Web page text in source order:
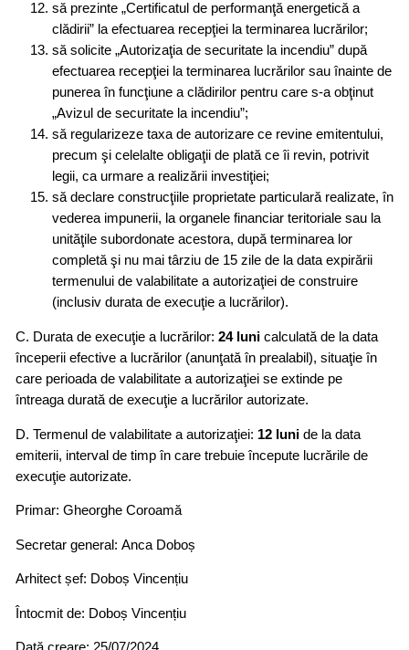
să prezinte „Certificatul de performanţă energetică a
clădirii” la efectuarea recepţiei la terminarea lucrărilor;
să solicite „Autorizaţia de securitate la incendiu” după
efectuarea recepţiei la terminarea lucrărilor sau înainte de
punerea în funcţiune a clădirilor pentru care s-a obţinut
„Avizul de securitate la incendiu”;
să regularizeze taxa de autorizare ce revine emitentului,
precum şi celelalte obligaţii de plată ce îi revin, potrivit
legii, ca urmare a realizării investiţiei;
să declare construcţiile proprietate particulară realizate, în
vederea impunerii, la organele financiar teritoriale sau la
unităţile subordonate acestora, după terminarea lor
completă şi nu mai târziu de 15 zile de la data expirării
termenului de valabilitate a autorizaţiei de construire
(inclusiv durata de execuţie a lucrărilor).
C. Durata de execuţie a lucrărilor: 24 luni calculată de la data
începerii efective a lucrărilor (anunţată în prealabil), situaţie în
care perioada de valabilitate a autorizaţiei se extinde pe
întreaga durată de execuţie a lucrărilor autorizate.
D. Termenul de valabilitate a autorizaţiei: 12 luni de la data
emiterii, interval de timp în care trebuie începute lucrările de
execuţie autorizate.
Primar: Gheorghe Coroamă
Secretar general: Anca Doboș
Arhitect șef: Doboș Vincențiu
Întocmit de: Doboș Vincențiu